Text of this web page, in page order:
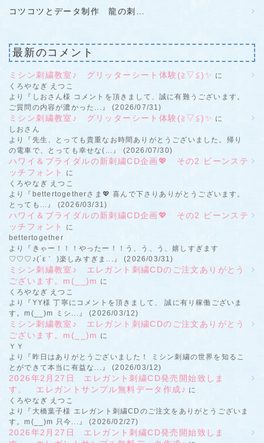
コツコツとデータ制作 龍の刺…
最新のコメント
ミシン刺繍教室♪ グリッターシート体験(≧▽≦)✨ に
くろやなぎ えつこ
より『しおさん様 コメントを頂きまして、誠に有難うございます。
ご質問の内容が濃かった...』 (2026/07/31)
ミシン刺繍教室♪ グリッターシート体験(≧▽≦)✨ に
しおさん
より『先生、とっても貴重なお時間ありがとうございました。帰り
の電車で、とっても幸せな(...』 (2026/07/30)
ハワイ＆ブライダルの新刺繍CD企画💖 その2 ビーンステ
ッチフォント
に
くろやなぎ えつこ
より『bettertogetherさま💖 喜んで下さりありがとうございます。
とっても...』 (2026/03/31)
ハワイ＆ブライダルの新刺繍CD企画💖 その2 ビーンステ
ッチフォント
に
bettertogether
より『きゃー！！！やったー！！う、う、う、嬉しすぎます
♡♡♡♪(´ε｀ )楽しみすぎま...』 (2026/03/31)
ミシン刺繍教室♪ エレガント刺繍CDのご注文ありがとう
ございます。m(__)m に
くろやなぎ えつこ
より『YY様 丁寧にコメントを頂きまして、 誠に有り稼働ございま
す。m(__)m ミシ...』 (2026/03/12)
ミシン刺繍教室♪ エレガント刺繍CDのご注文ありがとう
ございます。m(__)m に
ＹＹ
より『昨日はありがとうございました！ ミシン刺繍の世界を知るこ
とができて本当に有益な...』 (2026/03/12)
2026年2月27日 エレガント刺繍CD発売開始致しま
す。 エレガントサンプル無料データ作成♪ に
くろやなぎ えつこ
より『大橋葉子様 エレガント刺繍CDのご注文をありがとうございま
す。m(__)m 只今...』 (2026/02/27)
2026年2月27日 エレガント刺繍CD発売開始致しま